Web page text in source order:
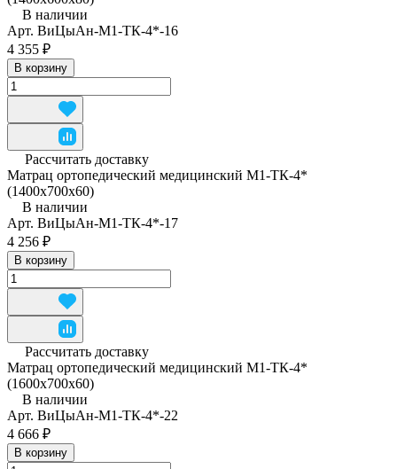
В наличии
Арт. ВиЦыАн-М1-ТК-4*-16
4 355 ₽
В корзину
Рассчитать доставку
Матрац ортопедический медицинский М1-ТК-4*
(1400x700x60)
В наличии
Арт. ВиЦыАн-М1-ТК-4*-17
4 256 ₽
В корзину
Рассчитать доставку
Матрац ортопедический медицинский М1-ТК-4*
(1600x700x60)
В наличии
Арт. ВиЦыАн-М1-ТК-4*-22
4 666 ₽
В корзину